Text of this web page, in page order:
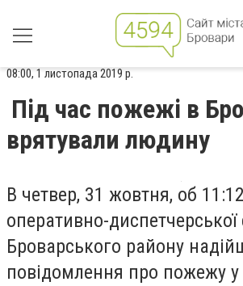
08:00, 1 листопада 2019 р.
Під час пожежі в
врятували людину
В четвер, 31 жовтня, об
оперативно-
Броварського району
повідомлення про пожежу у